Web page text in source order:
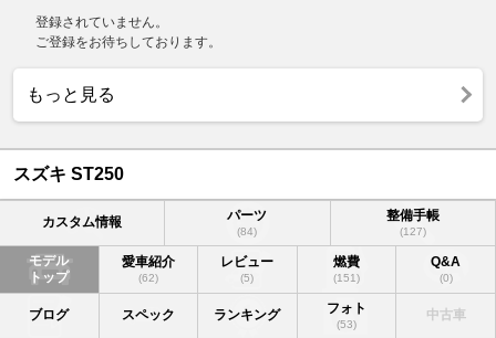
登録されていません。
ご登録をお待ちしております。
もっと見る
スズキ ST250
カスタム情報 パーツ
(84)
整備手帳
(127)
モデル
トップ
愛車紹介
(62)
レビュー
(5)
燃費
(151)
Q&A
(0)
ブログ スペック ランキング フォト
(53)
中古車